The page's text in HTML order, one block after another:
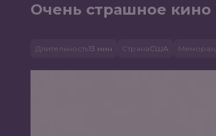
Очень страшное
Длительность13 мин СтранаСША